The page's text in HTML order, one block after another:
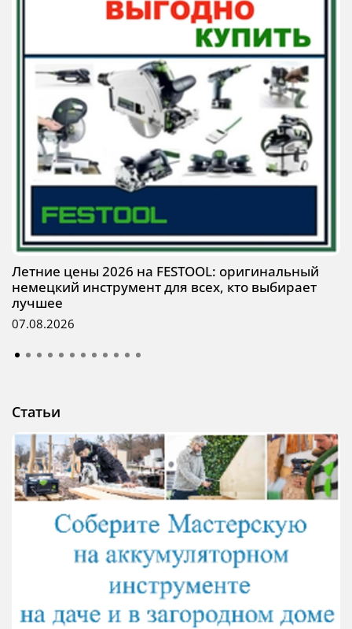
Летние цены 2026 на FESTOOL: оригинальный
немецкий инструмент для всех, кто выбирает
лучшее
07.08.2026
Статьи